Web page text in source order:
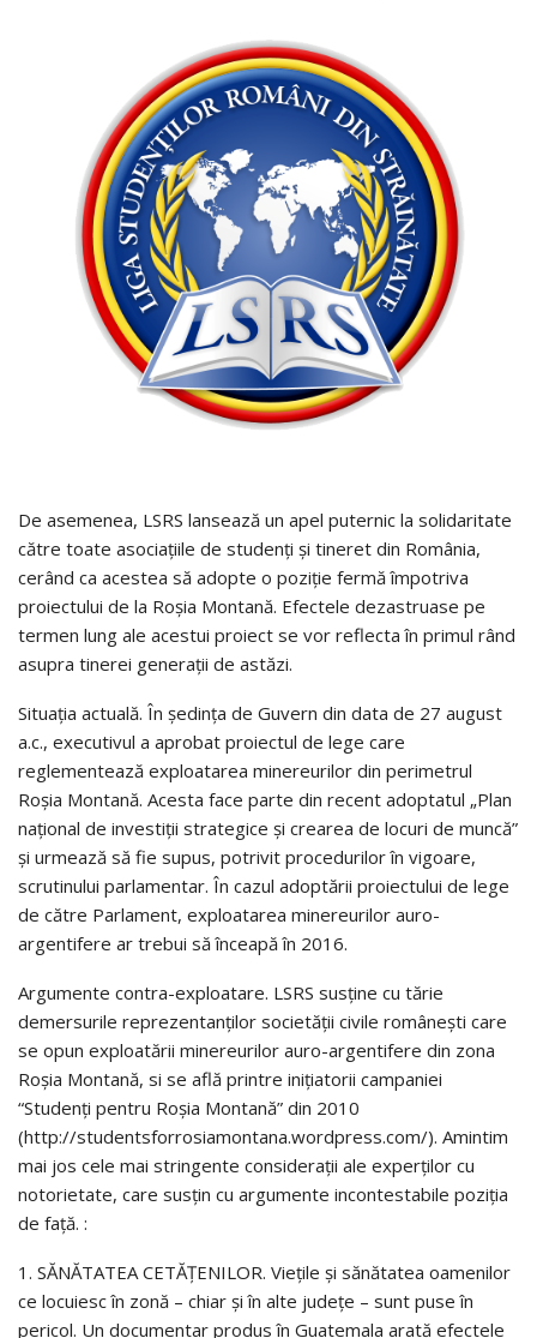
De asemenea, LSRS lansează un apel puternic la solidaritate
către toate asociațiile de studenți și tineret din România,
cerând ca acestea să adopte o poziție fermă împotriva
proiectului de la Roșia Montană. Efectele dezastruase pe
termen lung ale acestui proiect se vor reflecta în primul rând
asupra tinerei generații de astăzi.
Situația actuală. În ședința de Guvern din data de 27 august
a.c., executivul a aprobat proiectul de lege care
reglementează exploatarea minereurilor din perimetrul
Roşia Montană. Acesta face parte din recent adoptatul „Plan
național de investiții strategice și crearea de locuri de muncă”
și urmează să fie supus, potrivit procedurilor în vigoare,
scrutinului parlamentar. În cazul adoptării proiectului de lege
de către Parlament, exploatarea minereurilor auro-
argentifere ar trebui să înceapă în 2016.
Argumente contra-exploatare. LSRS susține cu tărie
demersurile reprezentanților societății civile românești care
se opun exploatării minereurilor auro-argentifere din zona
Roșia Montană, si se află printre inițiatorii campaniei
“Studenți pentru Roșia Montană” din 2010
(http://studentsforrosiamontana.wordpress.com/). Amintim
mai jos cele mai stringente considerații ale experților cu
notorietate, care susțin cu argumente incontestabile poziția
de față. :
1. SĂNĂTATEA CETĂȚENILOR. Viețile și sănătatea oamenilor
ce locuiesc în zonă – chiar și în alte județe – sunt puse în
pericol. Un documentar produs în Guatemala arată efectele